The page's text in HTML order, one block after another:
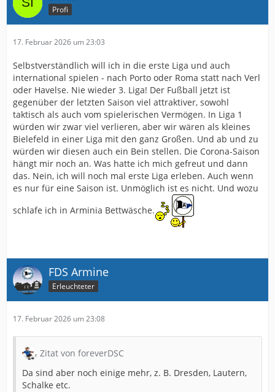
Profi
17. Februar 2026 um 23:03
Selbstverständlich will ich in die erste Liga und auch
international spielen - nach Porto oder Roma statt nach Verl
oder Havelse. Nie wieder 3. Liga! Der Fußball jetzt ist
gegenüber der letzten Saison viel attraktiver, sowohl
taktisch als auch vom spielerischen Vermögen. In Liga 1
würden wir zwar viel verlieren, aber wir wären als kleines
Bielefeld in einer Liga mit den ganz Großen. Und ab und zu
würden wir diesen auch ein Bein stellen. Die Corona-Saison
hängt mir noch an. Was hatte ich mich gefreut und dann
das. Nein, ich will noch mal erste Liga erleben. Auch wenn
es nur für eine Saison ist. Unmöglich ist es nicht. Und wozu
schlafe ich in Arminia Bettwäsche.
FDS Armine
Erleuchteter
17. Februar 2026 um 23:08
Zitat von foreverDSC
Da sind aber noch einige mehr, z. B. Dresden, Lautern,
Schalke etc.